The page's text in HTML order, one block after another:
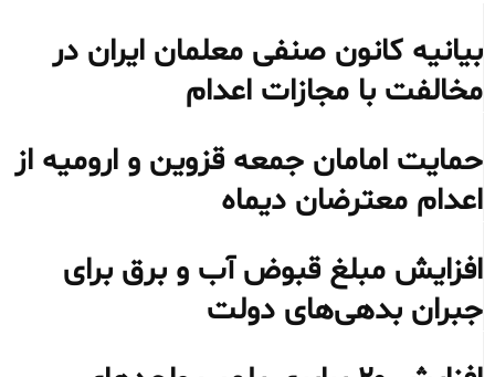
بیانیه کانون صنفی معلمان ایران در
مخالفت با مجازات اعدام
حمایت امامان جمعه قزوین و ارومیه از
اعدام معترضان دیماه
افزایش مبلغ قبوض آب و برق برای
جبران بدهی‌های دولت